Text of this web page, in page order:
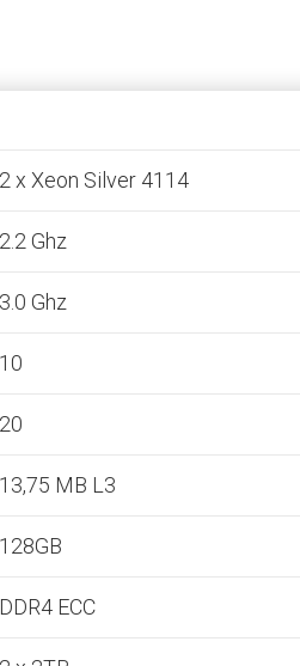
2 x Xeon Silver 4114
2.2 Ghz
3.0 Ghz
10
20
13,75 MB L3
128GB
DDR4 ECC